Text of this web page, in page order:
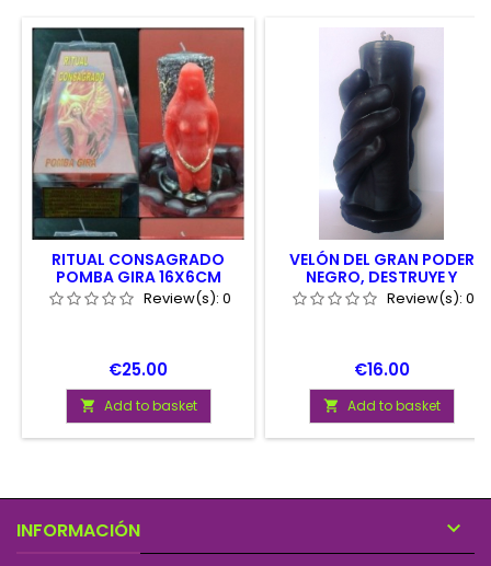
RITUAL CONSAGRADO
POMBA GIRA 16X6CM
Review(s): 0
Price
€25.00
 Add to basket
VELÓN DEL GRAN PODER
NEGRO, DESTRUYE Y
PROTEGE DE MAGIAS
Review(s): 0
Price
€16.00
 Add to basket
INFORMACIÓN 